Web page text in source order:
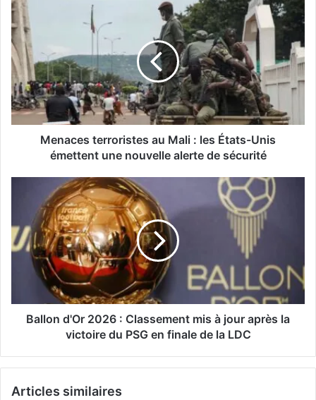
Menaces terroristes au Mali : les États-Unis
émettent une nouvelle alerte de sécurité
Ballon d'Or 2026 : Classement mis à jour après la
victoire du PSG en finale de la LDC
Articles similaires